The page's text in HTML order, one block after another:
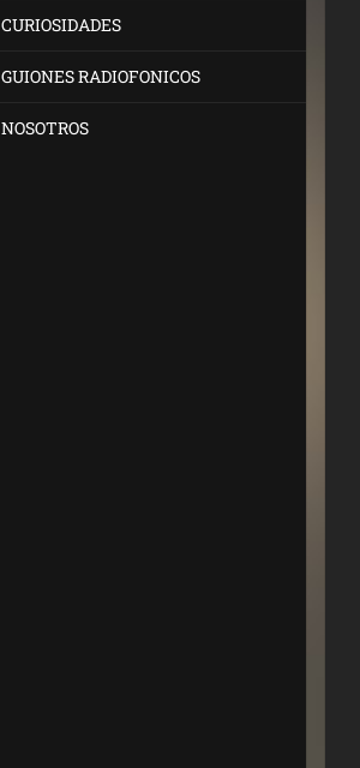
CURIOSIDADES
GUIONES RADIOFONICOS
NOSOTROS